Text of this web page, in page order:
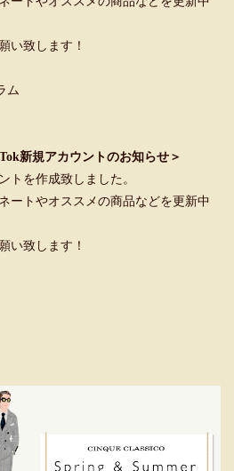
い致します！
ム
新規アカウントのお知らせ＞
トを作成致しました。
ートやオススメの商品などを更新中
い致します！